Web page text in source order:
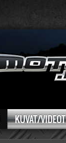
KUVAT/VIDEOT